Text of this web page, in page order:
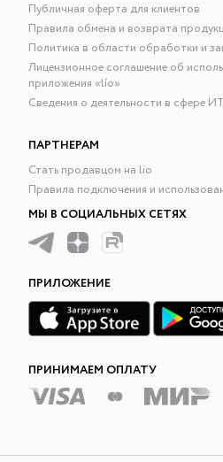
Публичная оферта для клиентов
Правила обмена и возврата
Политика в области обработки и
Лицензионное соглашение об
приложения «lío»
Сведения о деятельности в сфере ИТ
ПАРТНЕРАМ
Стать продавцом на lio
Правила подключения и
МЫ В СОЦИАЛЬНЫХ СЕТЯХ
ПРИЛОЖЕНИЕ
ПРИНИМАЕМ ОПЛАТУ